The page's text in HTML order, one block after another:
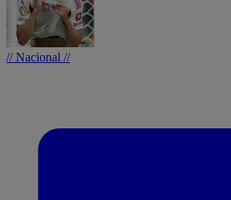
// Nacional //